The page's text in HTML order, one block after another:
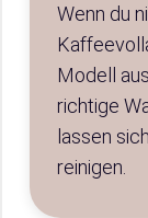
Wenn du
Modell
richtige
lassen
reinigen.